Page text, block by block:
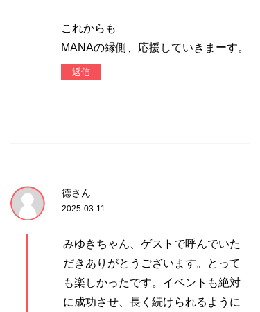
これからも
MANAの縁側、応援していきまーす。
返信
徳さん
2025-03-11
みゆきちゃん、ゲストで呼んでいた
だきありがとうございます。とって
も楽しかったです。イベントも絶対
に成功させ、長く続けられるように